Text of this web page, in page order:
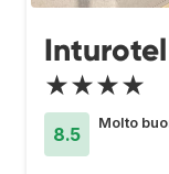
★★★★
8.5
Molto